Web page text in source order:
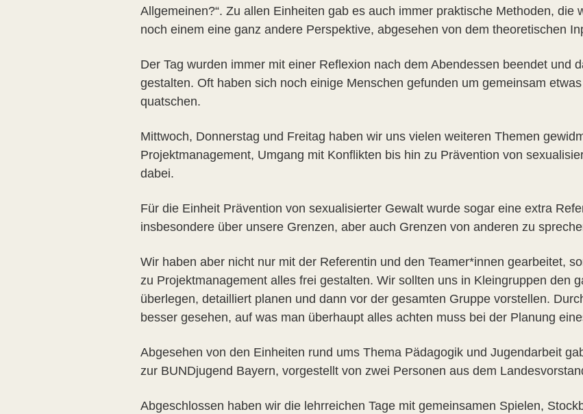
Allgemeinen?“. Zu allen Einheiten gab es auch immer praktische Methoden, die
noch einem eine ganz andere Perspektive, abgesehen von dem theoretischen
Der Tag wurden immer mit einer Reflexion nach dem Abendessen beendet und
gestalten. Oft haben sich noch einige Menschen gefunden um gemeinsam
quatschen.
Mittwoch, Donnerstag und Freitag haben wir uns vielen weiteren Themen
Projektmanagement, Umgang mit Konflikten bis hin zu Prävention von
dabei.
Für die Einheit Prävention von sexualisierter Gewalt wurde sogar eine extra
insbesondere über unsere Grenzen, aber auch Grenzen von anderen zu
Wir haben aber nicht nur mit der Referentin und den Teamer*innen gearbeitet,
zu Projektmanagement alles frei gestalten. Wir sollten uns in Kleingruppen den
überlegen, detailliert planen und dann vor der gesamten Gruppe vorstellen.
besser gesehen, auf was man überhaupt alles achten muss bei der Planung
Abgesehen von den Einheiten rund ums Thema Pädagogik und Jugendarbeit
zur BUNDjugend Bayern, vorgestellt von zwei Personen aus dem
Abgeschlossen haben wir die lehrreichen Tage mit gemeinsamen Spielen,